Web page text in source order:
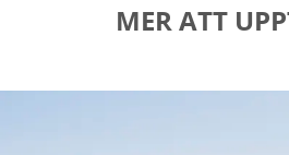
MER ATT